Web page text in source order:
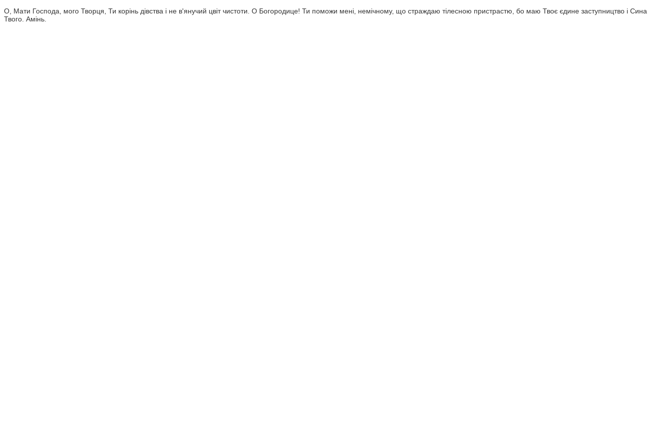
О, Мати Господа, мого Творця, Ти корінь дівства і не в'янучий цвіт чистоти. О Богородице! Ти поможи мені, немічному, що страждаю тілесною пристрастю, бо маю Твоє єдине заступництво і Сина
Твого. Амінь.